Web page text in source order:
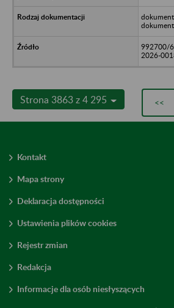
992700/
2026-
Strona 3863 z 4 295 <<
Kontakt
Mapa strony
Deklaracja dostępności
Ustawienia plików cookies
Rejestr zmian
Redakcja
Informacje dla osób niesłyszących